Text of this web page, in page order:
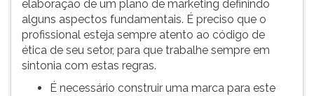
pressione
(primeira
tecla
elaboração de um plano de marketing definindo
alguns aspectos fundamentais. É preciso que o
profissional esteja sempre atento ao código de
ética de seu setor, para que trabalhe sempre em
sintonia com estas regras.
É necessário construir uma marca para este